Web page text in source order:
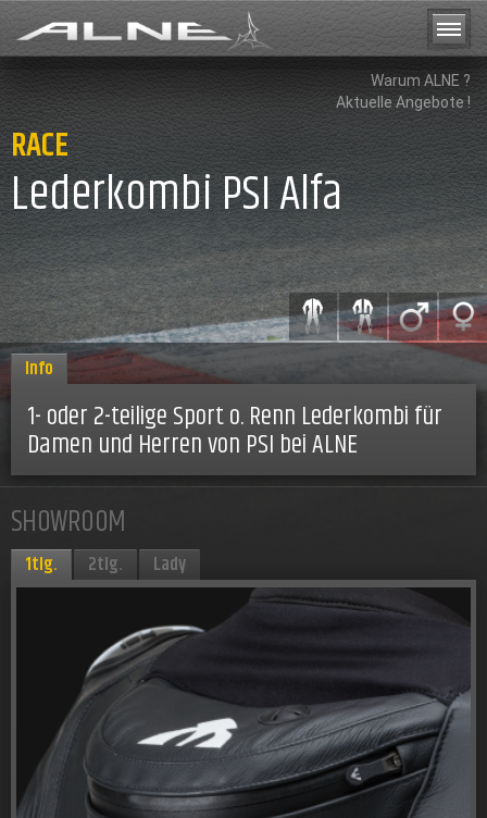
Warum ALNE ?
Aktuelle Angebote !
RACE
Lederkombi PSI Alfa
Info
1- oder 2-teilige Sport o. Renn Lederkombi für
Damen und Herren von PSI bei ALNE
SHOWROOM
1tlg. 2tlg. Lady